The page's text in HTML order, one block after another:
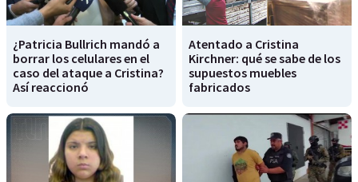
¿Patricia Bullrich mandó a
borrar los celulares en el
caso del ataque a Cristina?
Así reaccionó
Atentado a Cristina
Kirchner: qué se sabe de los
supuestos muebles
fabricados